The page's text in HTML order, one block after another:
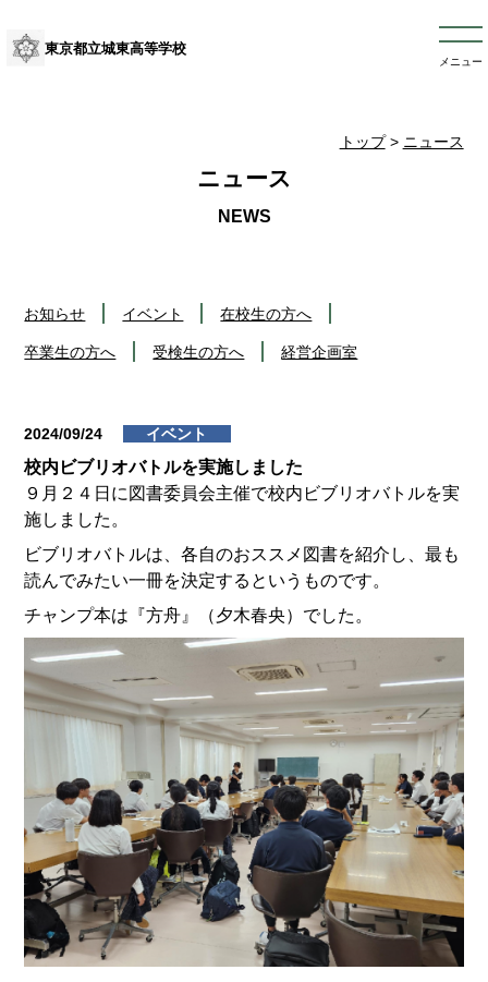
東京都立城東高等学校
メニュー
トップ> ニュース
ニュース
お知らせ イベント 在校生の方へ
卒業生の方へ 受検生の方へ 経営企画室
2024/09/24 イベント
校内ビブリオバトルを実施しました
９月２４日に図書委員会主催で校内ビブリオバトルを実
施しました。
ビブリオバトルは、各自のおススメ図書を紹介し、最も
読んでみたい一冊を決定するというものです。
チャンプ本は『方舟』（夕木春央）でした。